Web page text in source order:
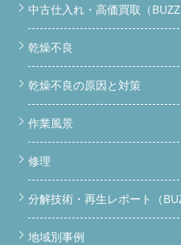
中古仕入れ・高価買取（BUZZ
乾燥不良
乾燥不良の原因と対策
作業風景
修理
分解技術・再生レポート（
地域別事例